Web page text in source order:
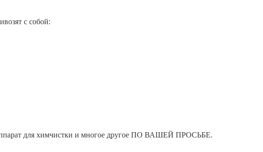
с собой:
для химчистки и многое другое ПО ВАШЕЙ ПРОСЬБЕ.